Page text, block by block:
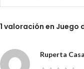
1 valoración en Juego
Ruperta